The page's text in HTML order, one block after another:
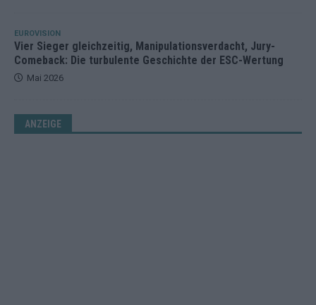
EUROVISION
Vier Sieger gleichzeitig, Manipulationsverdacht, Jury-
Comeback: Die turbulente Geschichte der ESC-Wertung
Mai 2026
ANZEIGE